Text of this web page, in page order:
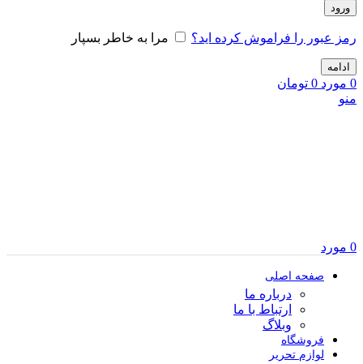
ورود
رمز عبور را فراموش کرده اید؟ مرا به خاطر بسپار
ادامه
0 مورد 0 تومان
منو
0 مورد
صفحه اصلی
درباره ما
ارتباط با ما
وبلاگ
فروشگاه
لوازم تحریر